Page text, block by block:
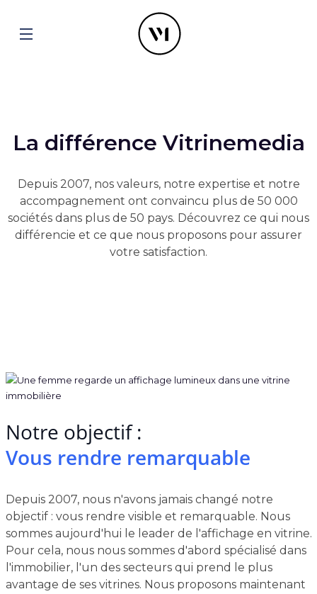
La différence Vitrinemedia
Depuis 2007, nos valeurs, notre expertise et notre
accompagnement ont convaincu plus de 50 000
sociétés dans plus de 50 pays. Découvrez ce qui nous
différencie et ce que nous proposons pour assurer
votre satisfaction.
Notre objectif :
Vous rendre remarquable
Depuis 2007, nous n'avons jamais changé notre
objectif : vous rendre visible et remarquable. Nous
sommes aujourd'hui le leader de l'affichage en vitrine.
Pour cela, nous nous sommes d'abord spécialisé dans
l'immobilier, l'un des secteurs qui prend le plus
avantage de ses vitrines. Nous proposons maintenant